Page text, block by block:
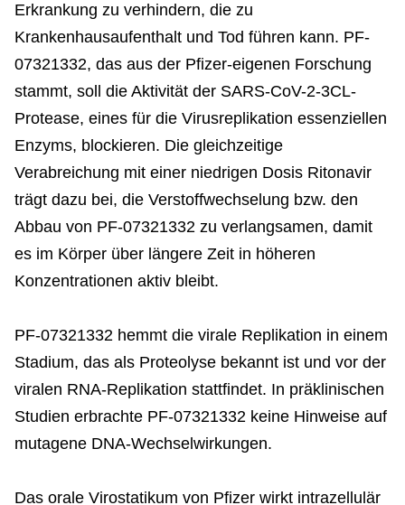
Erkrankung zu verhindern, die zu
Krankenhausaufenthalt und Tod führen kann. PF-
07321332, das aus der Pfizer-eigenen Forschung
stammt, soll die Aktivität der SARS-CoV-2-3CL-
Protease, eines für die Virusreplikation essenziellen
Enzyms, blockieren. Die gleichzeitige
Verabreichung mit einer niedrigen Dosis Ritonavir
trägt dazu bei, die Verstoffwechselung bzw. den
Abbau von PF-07321332 zu verlangsamen, damit
es im Körper über längere Zeit in höheren
Konzentrationen aktiv bleibt.
PF-07321332 hemmt die virale Replikation in einem
Stadium, das als Proteolyse bekannt ist und vor der
viralen RNA-Replikation stattfindet. In präklinischen
Studien erbrachte PF-07321332 keine Hinweise auf
mutagene DNA-Wechselwirkungen.
Das orale Virostatikum von Pfizer wirkt intrazellulär